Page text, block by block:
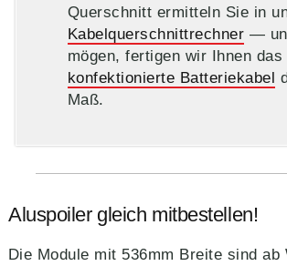
Querschnitt ermitteln Sie in
Kabelquerschnittrechner —
mögen, fertigen wir Ihnen das
konfektionierte Batteriekabel
Maß.
Aluspoiler gleich mitbestellen!
Die Module mit 536mm Breite sind ab